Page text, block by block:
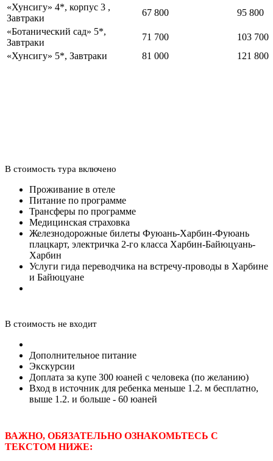
«Хунсигу» 4*, корпус 3 ,
Завтраки
67 800
95 800
«Ботанический сад» 5*,
Завтраки
71 700
103 700
«Хунсигу» 5*, Завтраки
81 000 121 800
В стоимость тура включено
Проживание в отеле
Питание по программе
Трансферы по программе
Медицинская страховка
Железнодорожные билеты Фуюань-Харбин-Фуюань
плацкарт, электричка 2-го класса Харбин-Байюцуань-
Харбин
Услуги гида переводчика на встречу-проводы в Харбине
и Байюцуане
В стоимость не входит
Дополнительное питание
Экскурсии
Доплата за купе 300 юаней с человека (по желанию)
Вход в источник для ребенка меньше 1.2. м бесплатно,
выше 1.2. и больше - 60 юаней
ВАЖНО, ОБЯЗАТЕЛЬНО ОЗНАКОМЬТЕСЬ С
ТЕКСТОМ НИЖЕ: